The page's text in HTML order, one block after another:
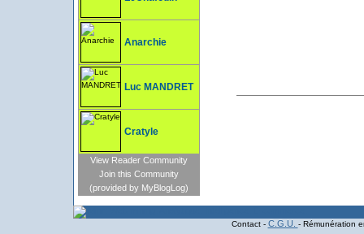
Anarchie
Luc MANDRET
Cratyle
View Reader Community
Join this Community
(provided by MyBlogLog)
Contact - C.G.U. - Rémunération